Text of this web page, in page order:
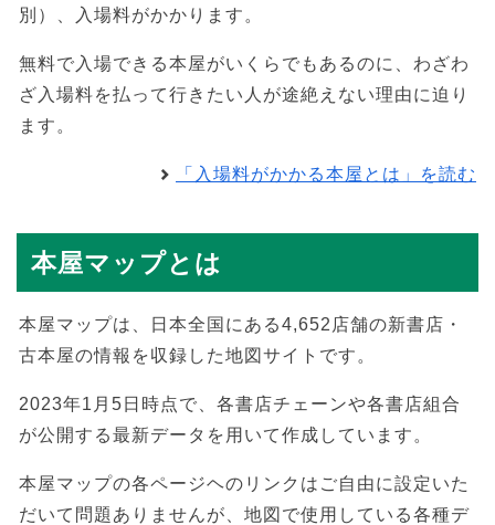
別）、入場料がかかります。
無料で入場できる本屋がいくらでもあるのに、わざわ
ざ入場料を払って行きたい人が途絶えない理由に迫り
ます。
「入場料がかかる本屋とは」を読む
本屋マップとは
本屋マップは、日本全国にある4,652店舗の新書店・
古本屋の情報を収録した地図サイトです。
2023年1月5日時点で、各書店チェーンや各書店組合
が公開する最新データを用いて作成しています。
本屋マップの各ページヘのリンクはご自由に設定いた
だいて問題ありませんが、地図で使用している各種デ